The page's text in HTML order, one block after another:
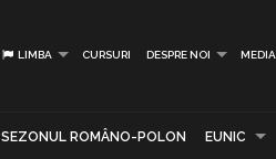
LIMBA CURSURI DESPRE NOI MEDIA
SEZONUL ROMÂNO-POLON EUNIC